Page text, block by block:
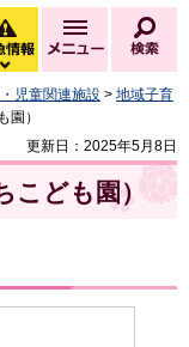
緊急情報
緊急情報を開く
メニュー
児童関連施設 > 地域子育
園）
更新日：2025年5月8日
こども園）